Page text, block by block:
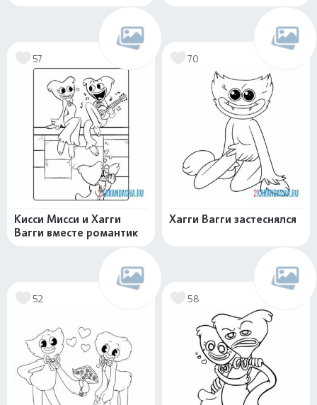
57
Кисси Мисси и Хагги
Вагги вместе романтик
70
Хагги Вагги застеснялся
52 58